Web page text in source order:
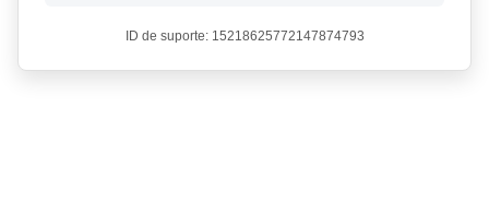
ID de suporte: 15218625772147874793